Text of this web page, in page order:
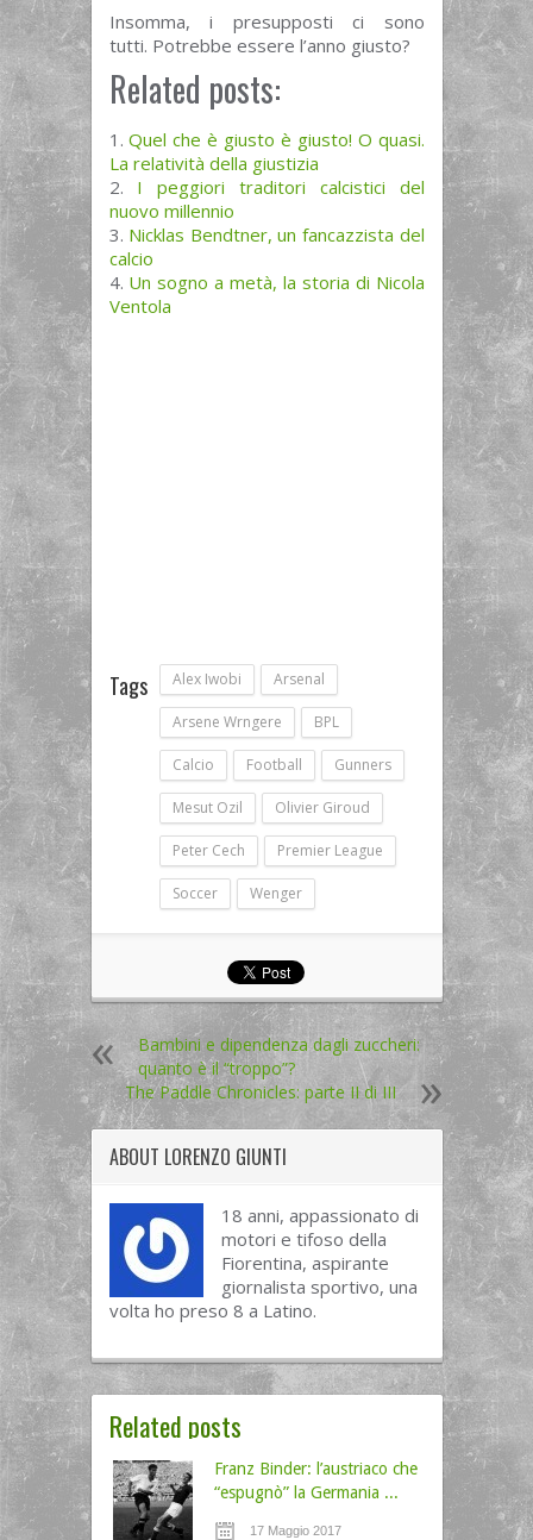
Insomma, i presupposti ci sono
tutti. Potrebbe essere l’anno giusto?
Related posts:
Quel che è giusto è giusto! O quasi.
La relatività della giustizia
I peggiori traditori calcistici del
nuovo millennio
Nicklas Bendtner, un fancazzista del
calcio
Un sogno a metà, la storia di Nicola
Ventola
Tags Alex Iwobi Arsenal
Arsene Wrngere BPL
Calcio Football Gunners
Mesut Ozil Olivier Giroud
Peter Cech Premier League
Soccer Wenger
Bambini e dipendenza dagli zuccheri:
quanto è il “troppo”?
The Paddle Chronicles: parte II di III
ABOUT LORENZO GIUNTI
18 anni, appassionato di
motori e tifoso della
Fiorentina, aspirante
giornalista sportivo, una
volta ho preso 8 a Latino.
Related posts
Franz Binder: l’austriaco che
“espugnò” la Germania ...
17 Maggio 2017